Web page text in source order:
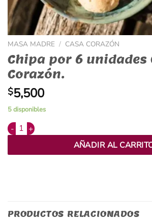
MASA MADRE / CASA CORAZÓN
Chipa por 6 unidades
Corazón.
$5,500
5 disponibles
Chipa por 6 unidades Casa Corazón. cantidad
AÑADIR AL
Alternative:
PRODUCTOS RELACIONADOS